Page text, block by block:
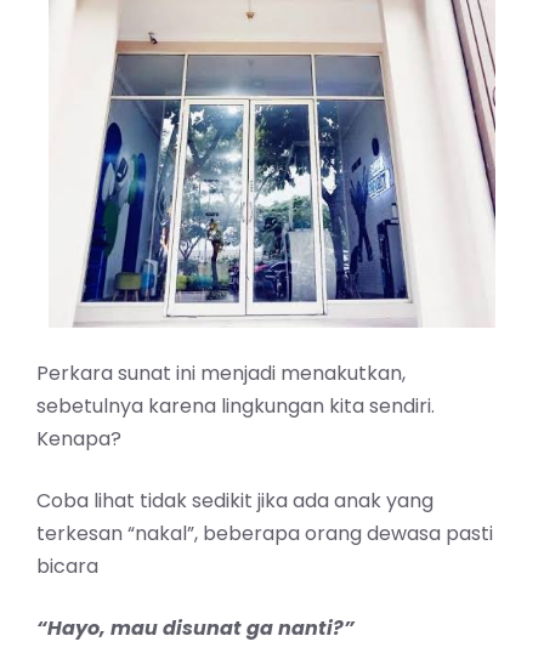
Perkara sunat ini menjadi menakutkan,
sebetulnya karena lingkungan kita sendiri.
Kenapa?
Coba lihat tidak sedikit jika ada anak yang
terkesan “nakal”, beberapa orang dewasa pasti
bicara
“Hayo, mau disunat ga nanti?”